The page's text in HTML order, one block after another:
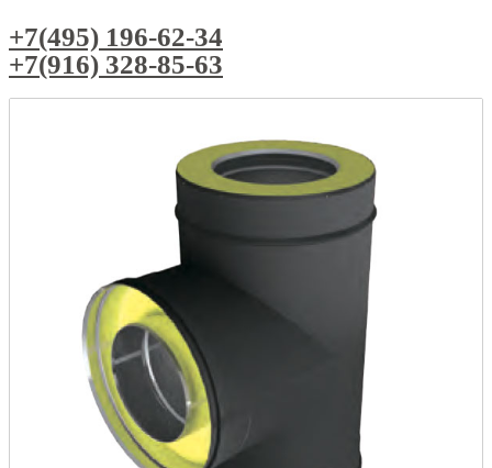
+7(495) 196-62-34
+7(916) 328-85-63